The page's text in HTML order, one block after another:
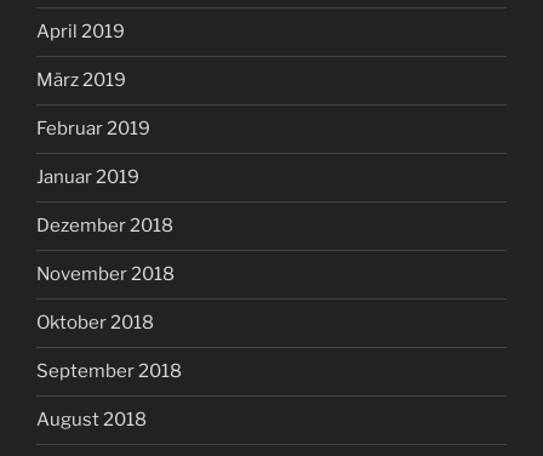
April 2019
März 2019
Februar 2019
Januar 2019
Dezember 2018
November 2018
Oktober 2018
September 2018
August 2018